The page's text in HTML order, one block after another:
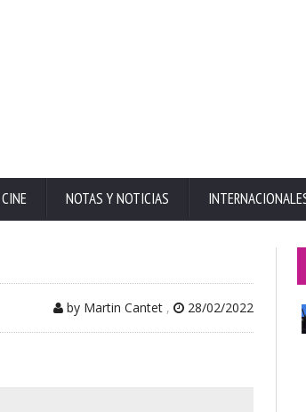
NOTAS Y NOTICIAS
by Martin Cantet , 28/02/2022